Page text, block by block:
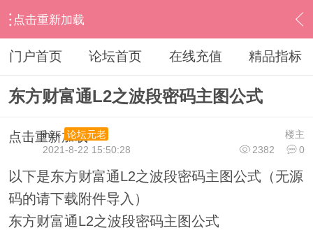
点击重新加载
› 其他股票软件 › 东方财富 › 内容
门户首页 论坛首页 在线充值 精品指标
东方财富通L2之波段密码主图公式
点击重新加载 楼主
ihzx
论坛元老
2382
0
2021-8-22 15:50:28
以下是东方财富通L2之波段密码主图公式（无源
码的请下载附件导入）
东方财富通L2之波段密码主图公式